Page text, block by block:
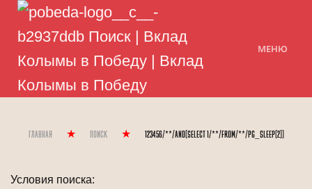
МЕНЮ
Главная Поиск 123456/**/and(select 1/**/from/**/pg_sleep(2))
Условия поиска: